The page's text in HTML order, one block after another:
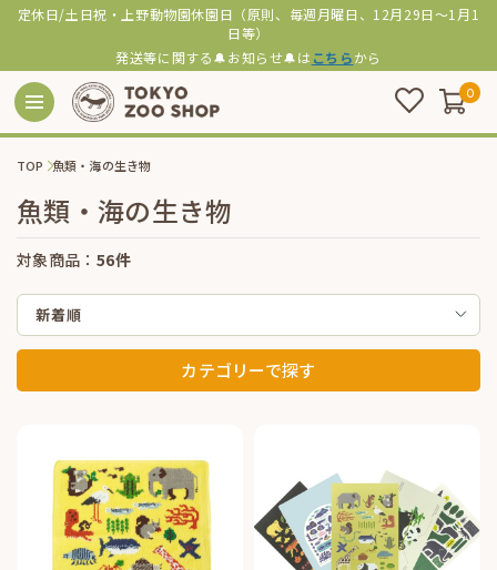
定休日/土日祝・上野動物園休園日（原則、毎週月曜日、12月29日～1月1
日等）
発送等に関する🔔お知らせ🔔は こちらから
0
TOP 魚類・海の生き物
魚類・海の生き物
対象商品： 56件
新着順
カテゴリーで探す